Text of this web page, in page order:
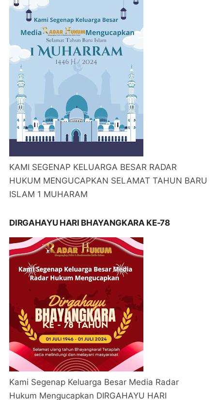
KAMI SEGENAP KELUARGA BESAR RADAR
HUKUM MENGUCAPKAN SELAMAT TAHUN BARU
ISLAM 1 MUHARAM
DIRGAHAYU HARI BHAYANGKARA KE-78
Kami Segenap Keluarga Besar Media Radar
Hukum Mengucapkan DIRGAHAYU HARI